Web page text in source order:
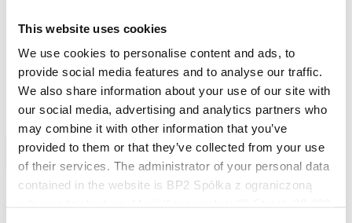
This website uses cookies
We use cookies to personalise content and ads, to
provide social media features and to analyse our traffic.
We also share information about your use of our site with
our social media, advertising and analytics partners who
may combine it with other information that you’ve
provided to them or that they’ve collected from your use
of their services. The administrator of your personal data
contained in the website is BP2 Spółka z ograniczoną
Realizace a inspirace
Soubory ke stažení
Najít zhotovitele
Kde koupit?
Knihovny BIM
Ke stažení
Kontakt